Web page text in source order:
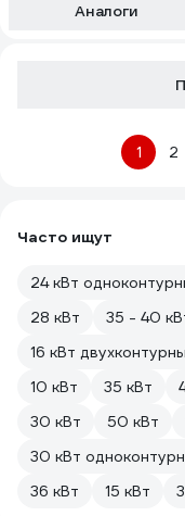
Аналоги
1 2
Часто ищут
24 кВт
28 кВт
35 - 40
16 кВт
10 кВт
35 кВт
30 кВт
50 кВт
30 кВт
36 кВт
15 кВт